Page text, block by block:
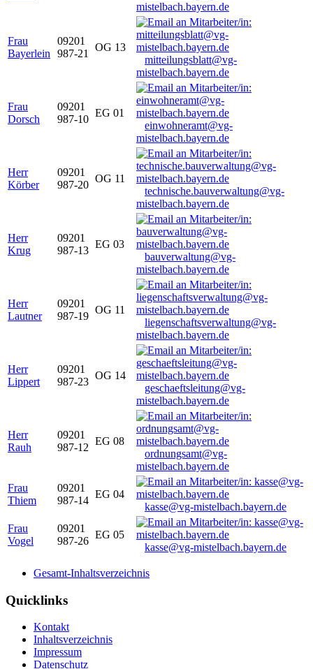
mistelbach.bayern.de
Frau
Bayerlein
09201
987-21
OG 13
mitteilungsblatt@vg-
mistelbach.bayern.de
Frau
Dorsch
09201
987-10
EG 01
einwohneramt@vg-
mistelbach.bayern.de
Herr
Körber
09201
987-20
OG 11
technische.bauverwaltung@vg-
mistelbach.bayern.de
Herr
Krug
09201
987-13
EG 03
bauverwaltung@vg-
mistelbach.bayern.de
Herr
Lautner
09201
987-19
OG 11
liegenschaftsverwaltung@vg-
mistelbach.bayern.de
Herr
Lippert
09201
987-23
OG 14
geschaeftsleitung@vg-
mistelbach.bayern.de
Herr
Rauh
09201
987-12
EG 08
ordnungsamt@vg-
mistelbach.bayern.de
Frau
Thiem
09201
987-14
EG 04
kasse@vg-mistelbach.bayern.de
Frau
Vogel
09201
987-26
EG 05
kasse@vg-mistelbach.bayern.de
Gesamt-Inhaltsverzeichnis
Quicklinks
Kontakt
Inhaltsverzeichnis
Impressum
Datenschutz